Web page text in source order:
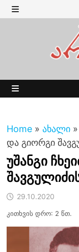
Skip
to MENU
Home » ახალი »
და გიორგი
უშანგი
29.10.2020
კითხვის დრო: 2 წთ.